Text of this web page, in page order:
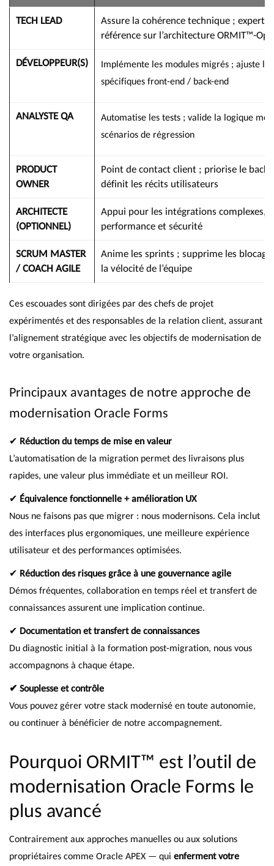
TECH LEAD
Assure la cohérence technique ; expert
référence sur l’architecture ORMIT™-
DÉVELOPPEUR(S)
Implémente les modules migrés ; ajuste
spécifiques front-end / back-end
ANALYSTE QA
Automatise les tests ; valide la logique
scénarios de régression
PRODUCT
OWNER
Point de contact client ; priorise le
définit les récits utilisateurs
ARCHITECTE
(OPTIONNEL)
Appui pour les intégrations complexes,
performance et sécurité
SCRUM MASTER
/ COACH AGILE
Anime les sprints ; supprime les
la vélocité de l’équipe
Ces escouades sont dirigées par des chefs de projet
expérimentés et des responsables de la relation client, assurant
l’alignement stratégique avec les objectifs de modernisation de
votre organisation.
Principaux avantages de notre approche de
modernisation Oracle Forms
✔ Réduction du temps de mise en valeur
L’automatisation de la migration permet des livraisons plus
rapides, une valeur plus immédiate et un meilleur ROI.
✔ Équivalence fonctionnelle + amélioration UX
Nous ne faisons pas que migrer : nous modernisons. Cela inclut
des interfaces plus ergonomiques, une meilleure expérience
utilisateur et des performances optimisées.
✔ Réduction des risques grâce à une gouvernance agile
Démos fréquentes, collaboration en temps réel et transfert de
connaissances assurent une implication continue.
✔ Documentation et transfert de connaissances
Du diagnostic initial à la formation post-migration, nous vous
accompagnons à chaque étape.
✔ Souplesse et contrôle
Vous pouvez gérer votre stack modernisé en toute autonomie,
ou continuer à bénéficier de notre accompagnement.
Pourquoi ORMIT™ est l’outil de
modernisation Oracle Forms le
plus avancé
Contrairement aux approches manuelles ou aux solutions
propriétaires comme Oracle APEX — qui enferment votre